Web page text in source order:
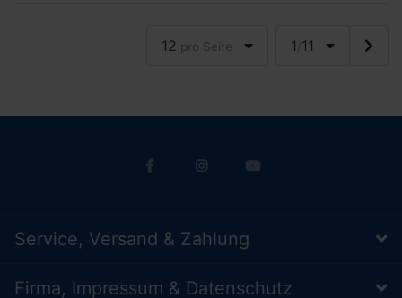
12 pro Seite 1/11
Service, Versand & Zahlung
Firma, Impressum & Datenschutz